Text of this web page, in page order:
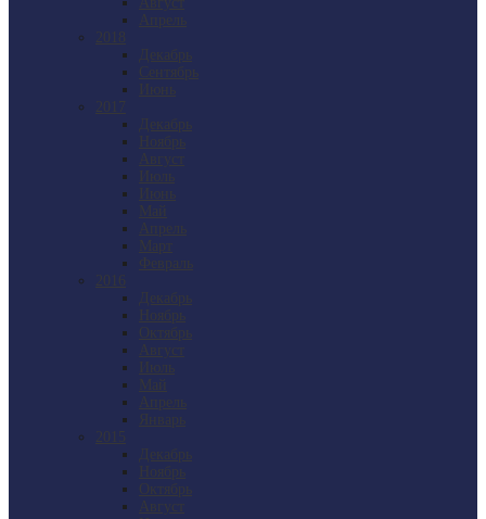
Апрель
2018
Декабрь
Сентябрь
Июнь
2017
Декабрь
Ноябрь
Август
Июль
Июнь
Май
Апрель
Март
Февраль
2016
Декабрь
Ноябрь
Октябрь
Август
Июль
Май
Апрель
Январь
2015
Декабрь
Ноябрь
Октябрь
Август